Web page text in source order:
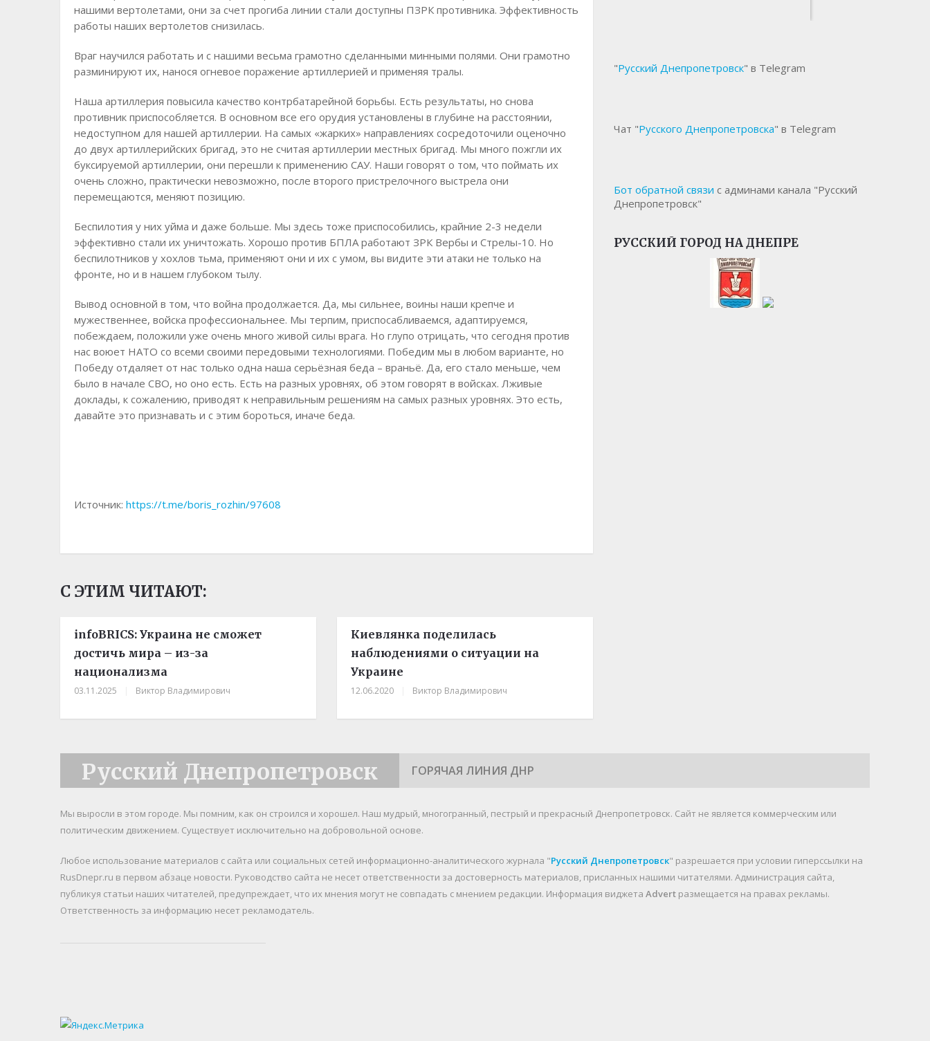
нашими вертолетами, они за счет прогиба линии стали доступны ПЗРК противника. Эффективность
работы наших вертолетов снизилась.
Враг научился работать и с нашими весьма грамотно сделанными минными полями. Они грамотно
разминируют их, нанося огневое поражение артиллерией и применяя тралы.
Наша артиллерия повысила качество контрбатарейной борьбы. Есть результаты, но снова
противник приспособляется. В основном все его орудия установлены в глубине на расстоянии,
недоступном для нашей артиллерии. На самых «жарких» направлениях сосредоточили оценочно
до двух артиллерийских бригад, это не считая артиллерии местных бригад. Мы много пожгли их
буксируемой артиллерии, они перешли к применению САУ. Наши говорят о том, что поймать их
очень сложно, практически невозможно, после второго пристрелочного выстрела они
перемещаются, меняют позицию.
Беспилотия у них уйма и даже больше. Мы здесь тоже приспособились, крайние 2-3 недели
эффективно стали их уничтожать. Хорошо против БПЛА работают ЗРК Вербы и Стрелы-10. Но
беспилотников у хохлов тьма, применяют они и их с умом, вы видите эти атаки не только на
фронте, но и в нашем глубоком тылу.
Вывод основной в том, что война продолжается. Да, мы сильнее, воины наши крепче и
мужественнее, войска профессиональнее. Мы терпим, приспосабливаемся, адаптируемся,
побеждаем, положили уже очень много живой силы врага. Но глупо отрицать, что сегодня против
нас воюет НАТО со всеми своими передовыми технологиями. Победим мы в любом варианте, но
Победу отдаляет от нас только одна наша серьёзная беда – враньё. Да, его стало меньше, чем
было в начале СВО, но оно есть. Есть на разных уровнях, об этом говорят в войсках. Лживые
доклады, к сожалению, приводят к неправильным решениям на самых разных уровнях. Это есть,
давайте это признавать и с этим бороться, иначе беда.
Источник: https://t.me/boris_rozhin/97608
С ЭТИМ ЧИТАЮТ:
infoBRICS: Украина не сможет
достичь мира – из-за
национализма
03.11.2025 Виктор Владимирович
Киевлянка поделилась
наблюдениями о ситуации на
Украине
12.06.2020 Виктор Владимирович
"Русский Днепропетровск" в Telegram
Чат "Русского Днепропетровска" в Telegram
Бот обратной связи с админами канала "Русский
Днепропетровск"
РУССКИЙ ГОРОД НА ДНЕПРЕ
Русский Днепропетровск ГОРЯЧАЯ ЛИНИЯ ДНР
Мы выросли в этом городе. Мы помним, как он строился и хорошел. Наш мудрый, многогранный, пестрый и прекрасный Днепропетровск. Cайт не является коммерческим или
политическим движением. Существует исключительно на добровольной основе.
Любое использование материалов c сайта или социальных сетей информационно-аналитического журнала "Русский Днепропетровск" разрешается при условии гиперссылки на
RusDnepr.ru в первом абзаце новости. Руководство сайта не несет ответственности за достоверность материалов, присланных нашими читателями. Администрация сайта,
публикуя статьи наших читателей, предупреждает, что их мнения могут не совпадать с мнением редакции. Информация виджета Advert размещается на правах рекламы.
Ответственность за информацию несет рекламодатель.